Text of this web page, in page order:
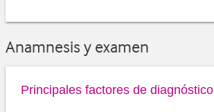
Anamnesis y examen
Principales factores de diagnóstico